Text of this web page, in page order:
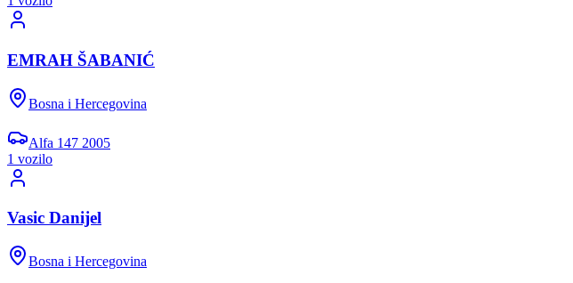
EMRAH ŠABANIĆ
Bosna i Hercegovina
Alfa 147 2005
1 vozilo
Vasic Danijel
Bosna i Hercegovina